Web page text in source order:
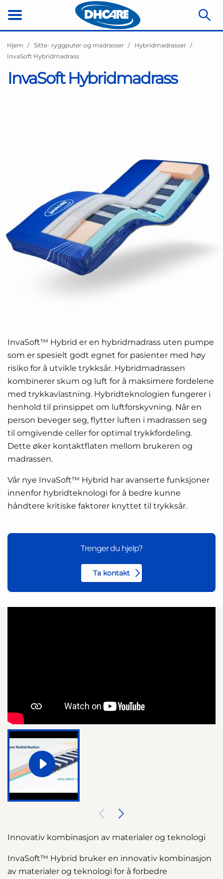
Hjem Sitte- ryggputer og madrasser
Hybridmadrasser
InvaSoft Hybridmadrass
InvaSoft Hybridmadrass
InvaSoft™ Hybrid er en hybridmadrass uten pumpe
som er spesielt godt egnet for pasienter med høy
risiko for å utvikle trykksår. Hybridmadrassen
kombinerer skum og luft for å maksimere fordelene
med trykkavlastning. Hybridteknologien fungerer i
henhold til prinsippet om luftforskyvning. Når en
person beveger seg, flytter luften i madrassen seg
til omgivende celler for optimal trykkfordeling.
Dette øker kontaktflaten mellom brukeren og
madrassen.
Vår nye InvaSoft™ Hybrid har avanserte funksjoner
innenfor hybridteknologi for å bedre kunne
håndtere kritiske faktorer knyttet til trykksår.
Trenger du hjelp?
Ta kontakt
Innovativ kombinasjon av materialer og teknologi
InvaSoft™ Hybrid bruker en innovativ kombinasjon
av materialer og teknologi for å forbedre